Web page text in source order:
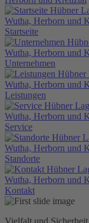
Startseite
Unternehmen
Leistungen
Service
Standorte
Kontakt
Vielfalt und Sicherheit.